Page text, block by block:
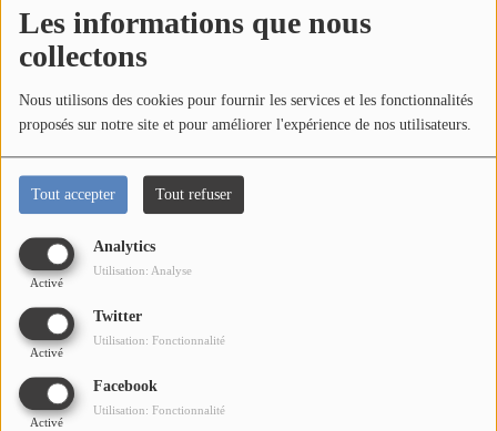
Les informations que nous
collectons
Nous utilisons des cookies pour fournir les services et les fonctionnalités
proposés sur notre site et pour améliorer l'expérience de nos utilisateurs.
Tout accepter Tout refuser
Analytics
Activé
Utilisation: Analyse
Twitter
Activé
Utilisation: Fonctionnalité
Facebook
Activé
Utilisation: Fonctionnalité
Artistes
Karah